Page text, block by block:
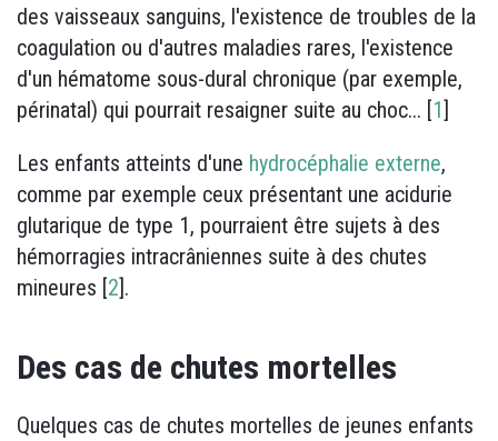
des vaisseaux sanguins, l'existence de troubles de la
coagulation ou d'autres maladies rares, l'existence
d'un hématome sous-dural chronique (par exemple,
périnatal) qui pourrait resaigner suite au choc... [1]
Les enfants atteints d'une hydrocéphalie externe,
comme par exemple ceux présentant une acidurie
glutarique de type 1, pourraient être sujets à des
hémorragies intracrâniennes suite à des chutes
mineures [2].
Des cas de chutes mortelles
Quelques cas de chutes mortelles de jeunes enfants